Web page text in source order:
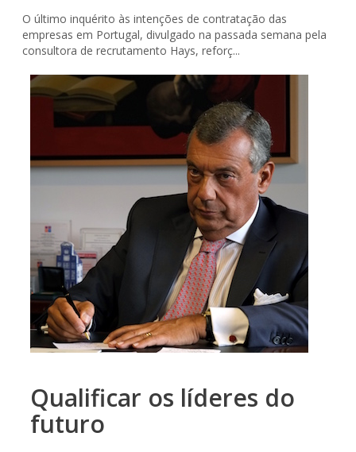
O último inquérito às intenções de contratação das
empresas em Portugal, divulgado na passada semana pela
consultora de recrutamento Hays, reforç...
Qualificar os líderes do
futuro